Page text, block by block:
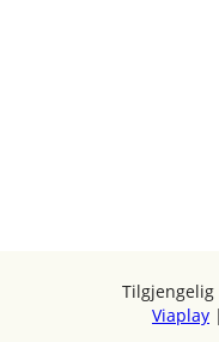
Tilgjengelig
Viaplay |